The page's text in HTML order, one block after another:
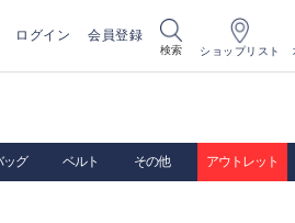
ログイン 会員登録
検索 ショップリスト
ッグ ベルト その他 アウトレット